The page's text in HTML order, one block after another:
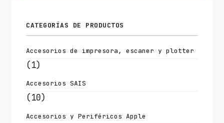
CATEGORÍAS DE PRODUCTOS
Accesorios de impresora, escaner y plotter
(1)
Accesorios SAIS
(10)
Accesorios y Periféricos Apple